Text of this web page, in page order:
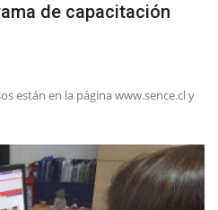
de capacitación
están en la página www.sence.cl y